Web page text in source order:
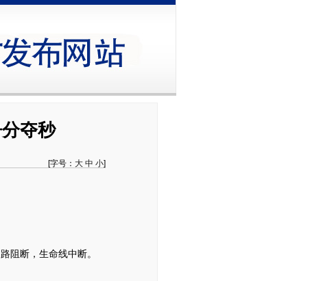
夺秒
[字号： 大 中 小]
断，生命线中断。